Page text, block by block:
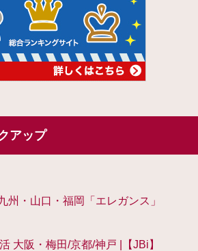
アップ
州・山口・福岡「エレガンス」
大阪・梅田/京都/神戸 |【JBi】